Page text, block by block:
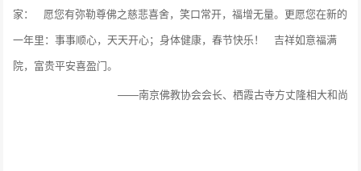
家： 愿您有弥勒尊佛之慈悲喜舍，笑口常开，福增无量。更愿您在新的
一年里：事事顺心，天天开心；身体健康，春节快乐！ 吉祥如意福满
院，富贵平安喜盈门。
——南京佛教协会会长、栖霞古寺方丈隆相大和尚